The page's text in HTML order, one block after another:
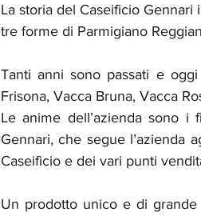
La storia del Caseificio
tre forme di Parmigiano
Tanti anni sono passati e
Frisona, Vacca Bruna, Vacca
Le anime dell’azienda sono i
Gennari, che segue l’azienda
Caseificio e dei vari punti
Un prodotto unico e di